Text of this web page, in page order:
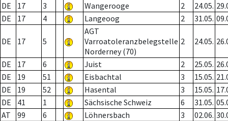
DE
17 3 Wangerooge 2 24.05.
DE
17 4 Langeoog 2 31.05.
DE 17 5
AGT
Varroatoleranzbelegstelle
Norderney (70)
2 24.05.
DE 17 6 Juist 2 25.05.
DE
19 51 Eisbachtal 3 15.05.
DE
19 52 Hasental 3 15.05.
DE
41 1 Sächsische Schweiz 6 31.05.
AT
99 6 Löhnersbach 3 02.06.